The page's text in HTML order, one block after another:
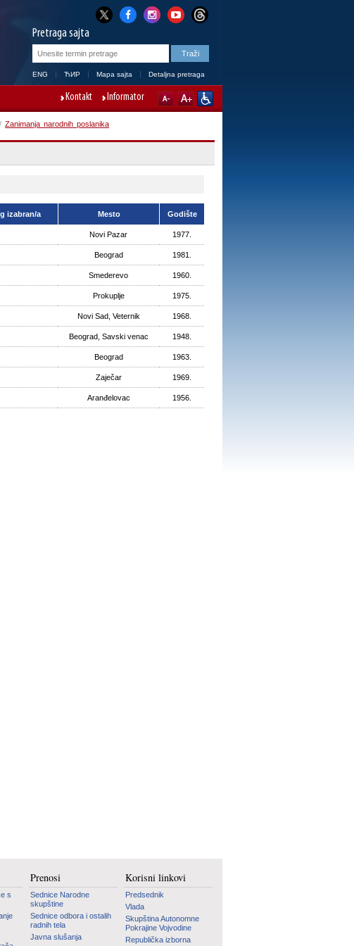
Pretraga sajta
ENG ЋИР Mapa sajta Detaljna pretraga
Kontakt Informator
/ Zanimanja narodnih poslanika
izabran/a Mesto Godište
Novi Pazar 1977.
Beograd 1981.
Smederevo 1960.
Prokuplje 1975.
Novi Sad, Veternik 1968.
Beograd, Savski venac 1948.
Beograd 1963.
Zaječar 1969.
Aranđelovac 1956.
s
Prenosi
Sednice Narodne
skupštine
Sednice odbora i ostalih
radnih tela
Javna slušanja
Korisni linkovi
Predsednik
Vlada
Skupština Autonomne
Pokrajine Vojvodine
Republička izborna